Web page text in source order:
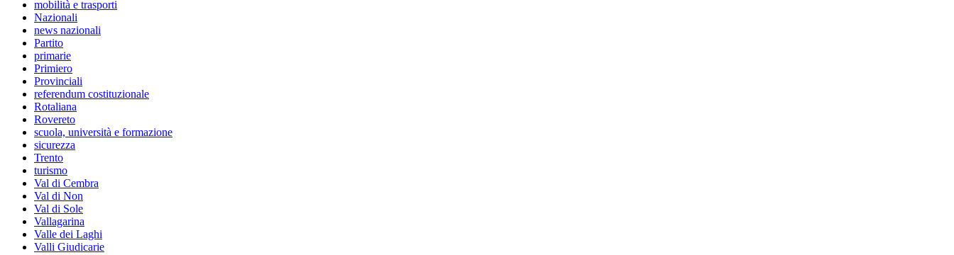
mobilità e trasporti
Nazionali
news nazionali
Partito
primarie
Primiero
Provinciali
referendum costituzionale
Rotaliana
Rovereto
scuola, università e formazione
sicurezza
Trento
turismo
Val di Cembra
Val di Non
Val di Sole
Vallagarina
Valle dei Laghi
Valli Giudicarie